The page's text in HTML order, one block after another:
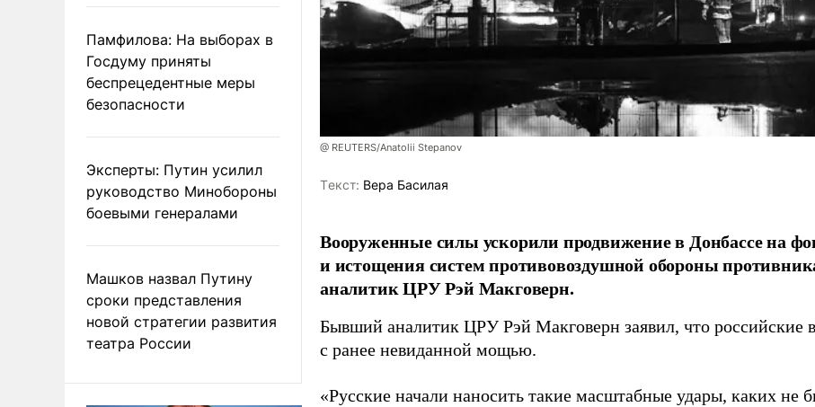
Памфилова: На выборах в
Госдуму приняты
беспрецедентные меры
безопасности
Эксперты: Путин усилил
руководство Минобороны
боевыми генералами
Машков назвал Путину
сроки представления
новой стратегии развития
театра России
@ REUTERS/Anatolii Stepanov
Tекст: Вера Басилая
Вооруженные силы ускорили продвижение в Донбассе на
и истощения систем противовоздушной обороны
аналитик ЦРУ Рэй Макговерн.
Бывший аналитик ЦРУ Рэй Макговерн заявил, что российские
с ранее невиданной мощью.
«Русские начали наносить такие масштабные удары, каких не